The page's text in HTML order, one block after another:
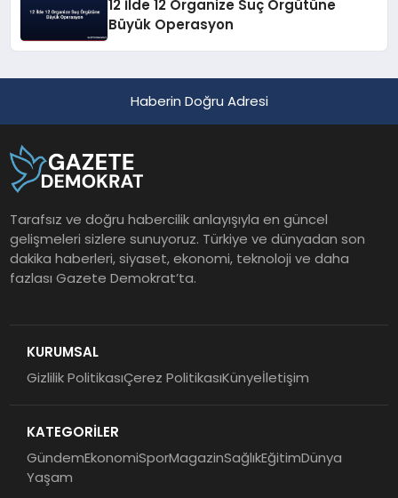
12 İlde 12 Organize Suç Örgütüne
Büyük Operasyon
Haberin Doğru Adresi
Tarafsız ve doğru habercilik anlayışıyla en güncel
gelişmeleri sizlere sunuyoruz. Türkiye ve dünyadan son
dakika haberleri, siyaset, ekonomi, teknoloji ve daha
fazlası Gazete Demokrat’ta.
KURUMSAL
Gizlilik PolitikasıÇerez PolitikasıKünyeİletişim
KATEGORİLER
GündemEkonomiSporMagazinSağlıkEğitimDünya
Yaşam